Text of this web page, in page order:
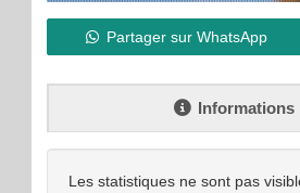
Partager sur WhatsApp
Informations
Les statistiques ne sont pas